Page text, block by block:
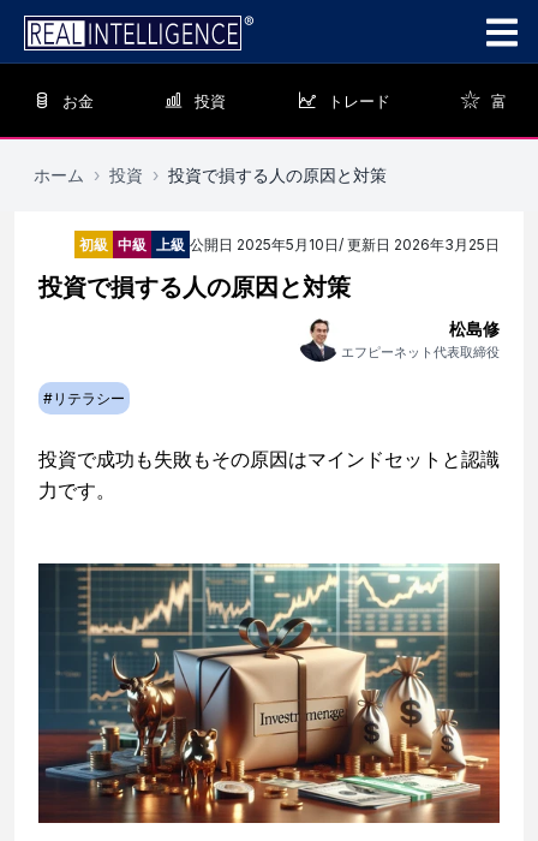
お金 投資 トレード 富
ホーム › 投資 › 投資で損する人の原因と対策
初級 中級 上級 公開日 2025年5月10日/ 更新日 2026年3月25日
投資で損する人の原因と対策
松島修
エフピーネット代表取締役
#リテラシー
投資で成功も失敗もその原因はマインドセットと認識
力です。